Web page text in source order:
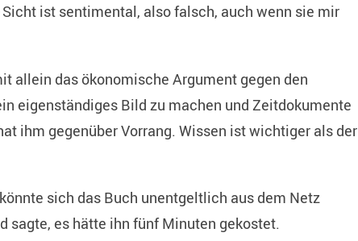
ist sentimental, also falsch, auch wenn sie mir
allein das ökonomische Argument gegen den
eigenständiges Bild zu machen und Zeitdokumente
ihm gegenüber Vorrang. Wissen ist wichtiger als der
sich das Buch unentgeltlich aus dem Netz
sagte, es hätte ihn fünf Minuten gekostet.